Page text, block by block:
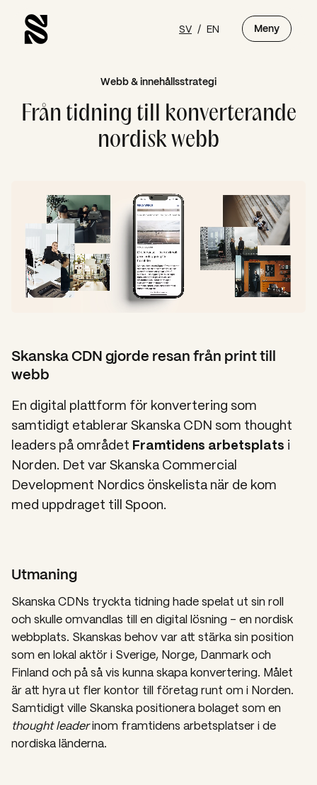
SV / EN Meny
Webb & innehållsstrategi
Från tidning till konverterande
nordisk webb
Skanska CDN gjorde resan från print till
webb
En digital plattform för konvertering som
samtidigt etablerar Skanska CDN som thought
leaders på området Framtidens arbetsplats i
Norden. Det var Skanska Commercial
Development Nordics önskelista när de kom
med uppdraget till Spoon.
Utmaning
Skanska CDNs tryckta tidning hade spelat ut sin roll
och skulle omvandlas till en digital lösning – en nordisk
webbplats. Skanskas behov var att stärka sin position
som en lokal aktör i Sverige, Norge, Danmark och
Finland och på så vis kunna skapa konvertering. Målet
är att hyra ut fler kontor till företag runt om i Norden.
Samtidigt ville Skanska positionera bolaget som en
thought leaderinom framtidens arbetsplatser i de
nordiska länderna.